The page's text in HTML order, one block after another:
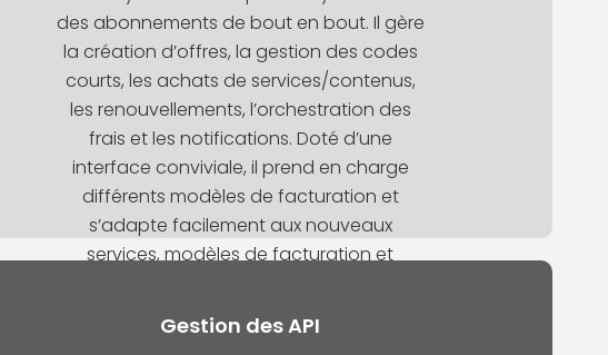
des abonnements de bout en bout. Il gère
la création d’offres, la gestion des codes
courts, les achats de services/contenus,
les renouvellements, l’orchestration des
frais et les notifications. Doté d’une
interface conviviale, il prend en charge
différents modèles de facturation et
s’adapte facilement aux nouveaux
services, modèles de facturation et
évolutivité.
Gestion des API